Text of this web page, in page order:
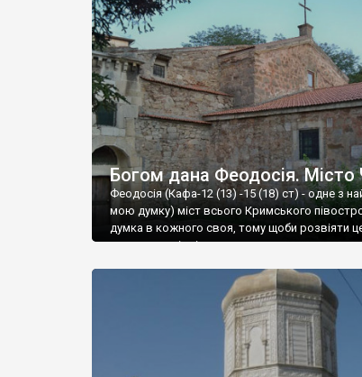
Богом дана Феодосія. Місто
Феодосія (Кафа-12 (13) -15 (18) ст) - одне з
мою думку) міст всього Кримського
думка в кожного своя, тому щоби розвіяти
запрошую відвідати це